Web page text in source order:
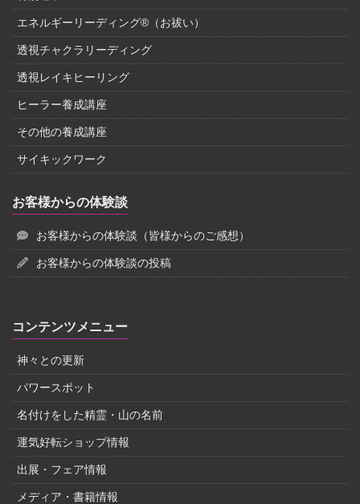
エネルギーリーディング®（お祓い）
透視チャクラリーディング
透視レイキヒーリング
ヒーラー養成講座
その他の養成講座
サイキックワーク
お客様からの体験談
お客様からの体験談（皆様からのご感想）
お客様からの体験談の投稿
コンテンツメニュー
神々との更新
パワースポット
名付けをした精霊・山の名前
運気好転ショップ情報
出展・フェア情報
メディア・書籍情報